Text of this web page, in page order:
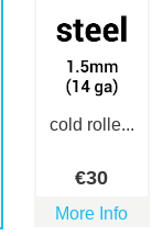
cold rolle...
€30
More Info